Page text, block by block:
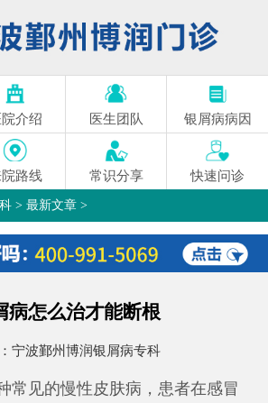
院介绍 医生团队 银屑病病因
路线 常识分享 快速问诊
> 最新文章 >
病怎么治才能断根
宁波鄞州博润银屑病专科
见的慢性皮肤病，患者在感冒